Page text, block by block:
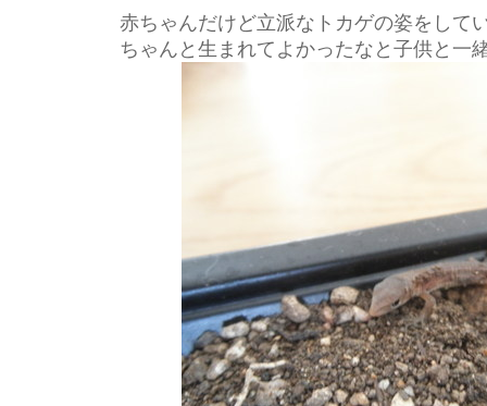
赤ちゃんだけど立派なトカゲの姿をして
ちゃんと生まれてよかったなと子供と一